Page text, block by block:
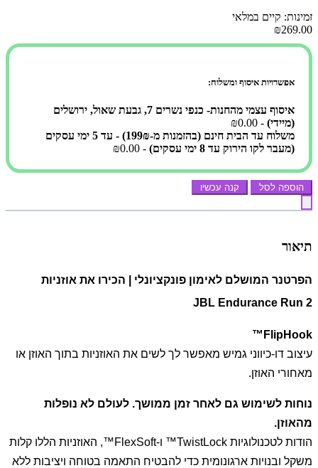
זמינות: קיים במלאי
₪269.00
אפשרויות איסוף ומשלוח:
איסוף עצמי מהחנות- כנפי נשרים 7, גבעת שאול, ירושלים
(מיידי) - ₪0.00
משלוח עד הבית חינם (בהזמנות מ-199₪) - עד 5 ימי עסקים
(מעבר לקו הירוק עד 8 ימי עסקים)
- ₪0.00
הוספה לסל קנה עכשיו
תיאור
הפרטנר המושלם לאימון פונקציונלי | הכירו את אוזניות
JBL Endurance Run 2
FlipHook™
עיצוב דו-כיווני גמיש מאפשר לך לשים את האוזניות בתוך האוזן או
מאחורי האוזן.
נוחות לשימוש גם לאחר זמן ממושך. לעולם לא נופלות
מהאוזן.
הודות לטכנולוגיות TwistLock™ ו-FlexSoft™, האוזניות הללו קלות
משקל ובנויות ארגונומית כדי להבטיח התאמה בטוחה ויציבות ללא